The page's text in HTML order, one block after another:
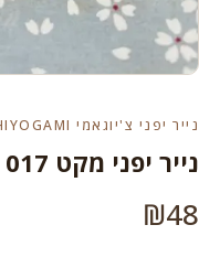
נייר יפני צ'יוגאמי CHIYOGAMI
נייר יפני מקט 017
₪48